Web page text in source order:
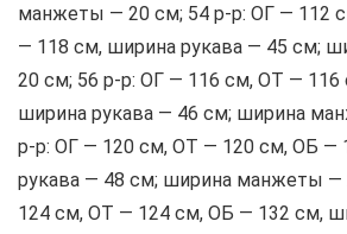
манжеты — 20 см; 54 р-р: ОГ — 112
— 118 см, ширина рукава — 45 см;
20 см; 56 р-р: ОГ — 116 см, ОТ —
ширина рукава — 46 см; ширина
р-р: ОГ — 120 см, ОТ — 120 см, ОБ —
рукава — 48 см; ширина манжеты —
124 см, ОТ — 124 см, ОБ — 132 см,